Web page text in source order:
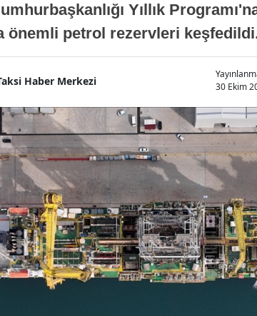
Yıllık
önemli petrol rezervleri
Haber Merkezi
30 Ekim